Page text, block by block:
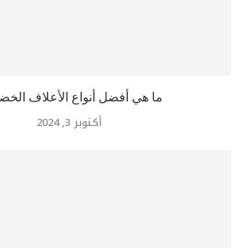
ما هي أفضل أنواع الأعلاف
أكتوبر 3, 2024